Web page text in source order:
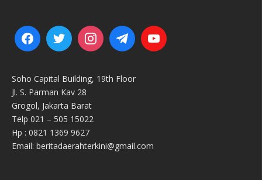
Soho Capital Building, 19th Floor
Jl. S. Parman Kav 28
Grogol, Jakarta Barat
Telp 021 – 505 15022
Hp : 0821 1369 9627
Email: beritadaerahterkini@gmail.com